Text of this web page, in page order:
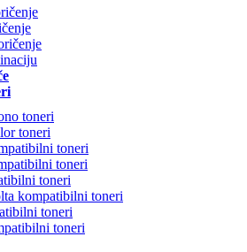
toneri
toneri
toneri
toneri
toneri
kompatibilni toneri
toneri
toneri